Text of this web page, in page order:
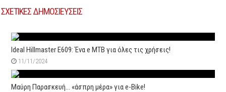
ΣΧΕΤΙΚΕΣ ΔΗΜΟΣΙΕΥΣΕΙΣ
Ideal Hillmaster E609: Ένα e MTB για όλες τις χρήσεις!
11/11/2024
Μαύρη Παρασκευή… «άσπρη μέρα» για e-Bike!